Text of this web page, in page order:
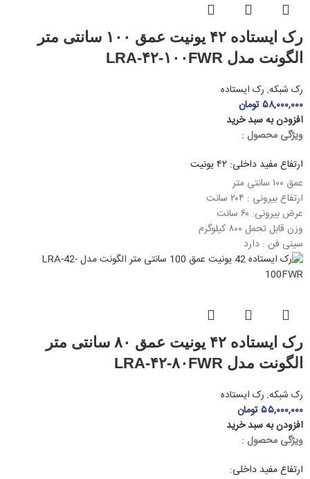
رک ایستاده ۴۲ یونیت عمق ۱۰۰ سانتی متر
الگونت مدل LRA-۴۲-۱۰۰FWR
رک شبکه, رک ایستاده
۵۸,۰۰۰,۰۰۰تومان
افزودن به سبد خرید
ویژگی محصول :
ارتفاع مفید داخلی: ۴۲ یونیت
عمق ۱۰۰ سانتی متر
ارتفاع بیرونی : ۲۰۴ سانت
عرض بیرونی: ۶۰ سانت
وزن قابل تحمل ۸۰۰ کیلوگرم
سینی فن : دارد
رک ایستاده ۴۲ یونیت عمق ۸۰ سانتی متر
الگونت مدل LRA-۴۲-۸۰FWR
رک شبکه, رک ایستاده
۵۵,۰۰۰,۰۰۰تومان
افزودن به سبد خرید
ویژگی محصول :
ارتفاع مفید داخلی: